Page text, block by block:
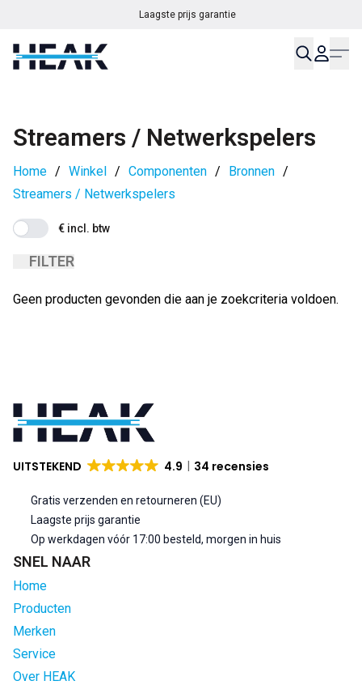
Laagste prijs garantie
Streamers / Netwerkspelers
Home / Winkel / Componenten / Bronnen /
Streamers / Netwerkspelers
€ incl. btw
FILTER
Geen producten gevonden die aan je zoekcriteria voldoen.
UITSTEKEND 4.9 34 recensies
Gratis verzenden en retourneren (EU)
Laagste prijs garantie
Op werkdagen vóór 17:00 besteld, morgen in huis
SNEL NAAR
Home
Producten
Merken
Service
Over HEAK